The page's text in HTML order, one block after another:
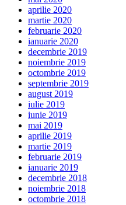
aprilie 2020
martie 2020
februarie 2020
ianuarie 2020
decembrie 2019
noiembrie 2019
octombrie 2019
septembrie 2019
august 2019
iulie 2019
iunie 2019
mai 2019
aprilie 2019
martie 2019
februarie 2019
ianuarie 2019
decembrie 2018
noiembrie 2018
octombrie 2018